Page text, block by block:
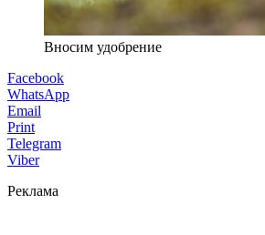
Вносим удобрение
Facebook
WhatsApp
Email
Print
Telegram
Viber
Реклама